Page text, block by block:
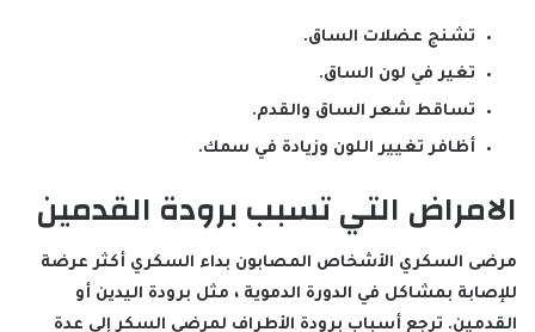
تشنج عضلات الساق.
تغير في لون الساق.
تساقط شعر الساق والقدم.
أظافر تغيير اللون وزيادة في سمك.
الامراض التي تسبب برودة القدمين
مرضى السكري الأشخاص المصابون بداء السكري أكثر عرضة
للإصابة بمشاكل في الدورة الدموية ، مثل برودة اليدين أو
القدمين. ترجع أسباب برودة الأطراف لمرضى السكر إلى عدة